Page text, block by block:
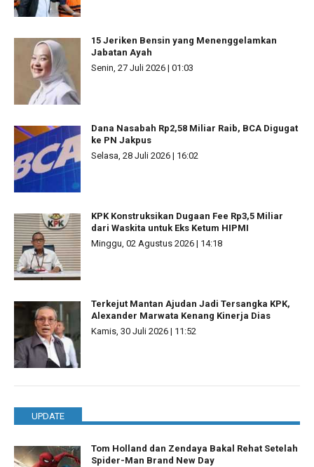
15 Jeriken Bensin yang Menenggelamkan
Jabatan Ayah
Senin, 27 Juli 2026 | 01:03
Dana Nasabah Rp2,58 Miliar Raib, BCA Digugat
ke PN Jakpus
Selasa, 28 Juli 2026 | 16:02
KPK Konstruksikan Dugaan Fee Rp3,5 Miliar
dari Waskita untuk Eks Ketum HIPMI
Minggu, 02 Agustus 2026 | 14:18
Terkejut Mantan Ajudan Jadi Tersangka KPK,
Alexander Marwata Kenang Kinerja Dias
Kamis, 30 Juli 2026 | 11:52
UPDATE
Tom Holland dan Zendaya Bakal Rehat Setelah
Spider-Man Brand New Day